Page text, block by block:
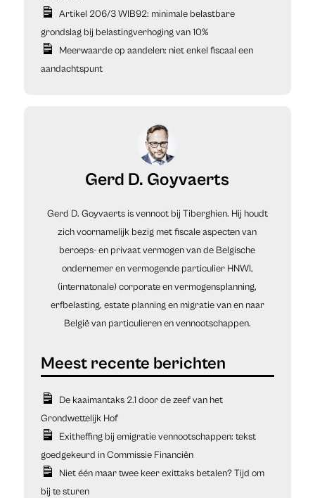
Artikel 206/3 WIB92: minimale belastbare
grondslag bij belastingverhoging van 10%
Meerwaarde op aandelen: niet enkel fiscaal een
aandachtspunt
Gerd D. Goyvaerts
Gerd D. Goyvaerts is vennoot bij Tiberghien. Hij houdt
zich voornamelijk bezig met fiscale aspecten van
beroeps- en privaat vermogen van de Belgische
ondernemer en vermogende particulier HNWI,
(internatonale) corporate en vermogensplanning,
erfbelasting, estate planning en migratie van en naar
België van particulieren en vennootschappen.
De kaaimantaks 2.1 door de zeef van het
Grondwettelijk Hof
Exitheffing bij emigratie vennootschappen: tekst
goedgekeurd in Commissie Financiën
Niet één maar twee keer exittaks betalen? Tijd om
bij te sturen